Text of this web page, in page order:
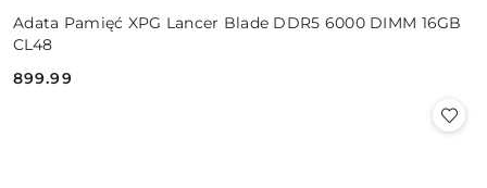
Adata Pamięć XPG Lancer Blade DDR5 6000 DIMM 16GB
CL48
Cena:
899.99